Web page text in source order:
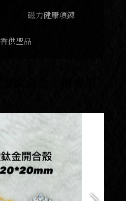
磁力健康項鍊
香供聖品